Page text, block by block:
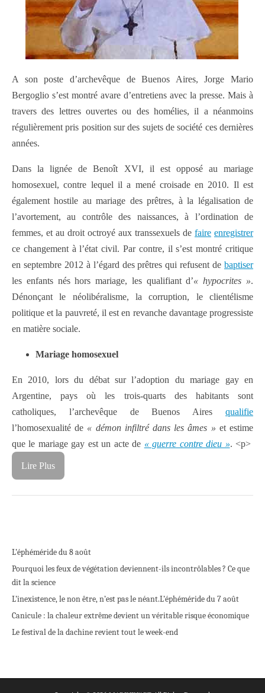
A son poste d’archevêque de Buenos Aires, Jorge Mario
Bergoglio s’est montré avare d’entretiens avec la presse. Mais à
travers des lettres ouvertes ou des homélies, il a néanmoins
régulièrement pris position sur des sujets de société ces dernières
années.
Dans la lignée de Benoît XVI, il est opposé au mariage
homosexuel, contre lequel il a mené croisade en 2010. Il est
également hostile au mariage des prêtres, à la légalisation de
l’avortement, au contrôle des naissances, à l’ordination de
femmes, et au droit octroyé aux transsexuels de faire enregistrer
ce changement à l’état civil. Par contre, il s’est montré critique
en septembre 2012 à l’égard des prêtres qui refusent de baptiser
les enfants nés hors mariage, les qualifiant d’« hypocrites ».
Dénonçant le néolibéralisme, la corruption, le clientélisme
politique et la pauvreté, il est en revanche davantage progressiste
en matière sociale.
Mariage homosexuel
En 2010, lors du débat sur l’adoption du mariage gay en
Argentine, pays où les trois-quarts des habitants sont
catholiques, l’archevêque de Buenos Aires qualifie
l’homosexualité de « démon infiltré dans les âmes » et estime
que le mariage gay est un acte de « guerre contre dieu ». <p>
Lire Plus
L’éphéméride du 8 août
Pourquoi les feux de végétation deviennent-ils incontrôlables ? Ce que
dit la science
L’inexistence, le non être, n’est pas le néant.L’éphéméride du 7 août
Canicule : la chaleur extrême devient un véritable risque économique
Le festival de la dachine revient tout le week-end